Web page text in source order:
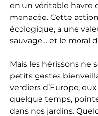
en un véritable havre
menacée. Cette
écologique, a une
sauvage… et le moral
Mais les hérissons ne
petits gestes
verdiers d’Europe,
quelque temps,
dans nos jardins.